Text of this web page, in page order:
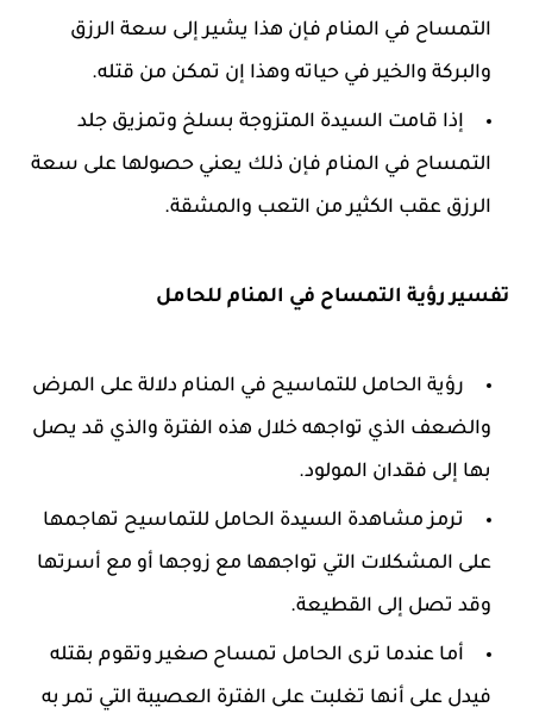
التمساح في المنام فإن هذا يشير إلى سعة الرزق
والبركة والخير في حياته وهذا إن تمكن من قتله.
إذا قامت السيدة المتزوجة بسلخ وتمزيق جلد
التمساح في المنام فإن ذلك يعني حصولها على سعة
الرزق عقب الكثير من التعب والمشقة.
تفسير رؤية التمساح في المنام للحامل
رؤية الحامل للتماسيح في المنام دلالة على المرض
والضعف الذي تواجهه خلال هذه الفترة والذي قد يصل
بها إلى فقدان المولود.
ترمز مشاهدة السيدة الحامل للتماسيح تهاجمها
على المشكلات التي تواجهها مع زوجها أو مع أسرتها
وقد تصل إلى القطيعة.
أما عندما ترى الحامل تمساح صغير وتقوم بقتله
فيدل على أنها تغلبت على الفترة العصيبة التي تمر به